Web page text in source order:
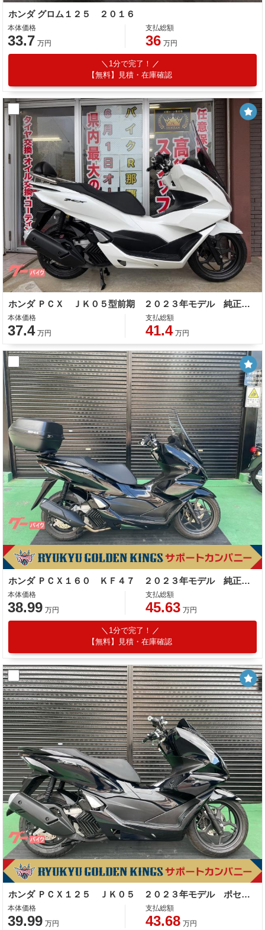
ホンダ グロム１２５ ２０１６
本体価格
33.7 万円
支払総額
36 万円
1分で完了！
【無料】見積・在庫確認
ホンダ ＰＣＸ ＪＫ０５型前期 ２０２３年モデル 純正ロングスクリーン ＫＩＴＡＣＯバックレスト 純正セキュリティ スペアキー
本体価格
37.4 万円
支払総額
41.4 万円
ホンダ ＰＣＸ１６０ ＫＦ４７ ２０２３年モデル 純正ロングスクリーン リアＢＯＸ 社外マフラー
本体価格
38.99 万円
支払総額
45.63 万円
1分で完了！
【無料】見積・在庫確認
ホンダ ＰＣＸ１２５ ＪＫ０５ ２０２３年モデル ポセイドンブラックメタリック
本体価格
39.99 万円
支払総額
43.68 万円